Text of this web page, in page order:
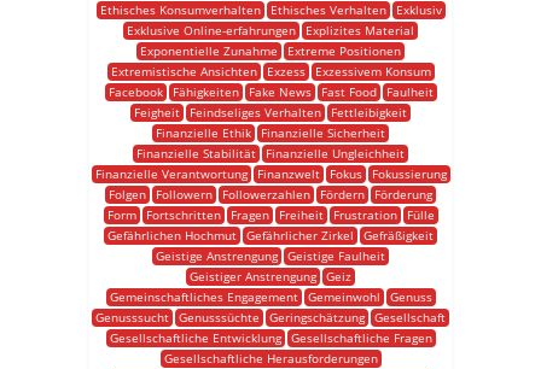
Ethisches Konsumverhalten
Ethisches Verhalten
Exklusiv
Exklusive Online-erfahrungen
Explizites Material
Exponentielle Zunahme
Extreme Positionen
Extremistische Ansichten
Exzess
Exzessivem Konsum
Facebook
Fähigkeiten Fake News Fast Food
Faulheit
Feigheit
Feindseliges Verhalten
Fettleibigkeit
Finanzielle Ethik
Finanzielle Sicherheit
Finanzielle Stabilität
Finanzielle Ungleichheit
Finanzielle Verantwortung
Finanzwelt Fokus
Fokussierung
Folgen
Followern Followerzahlen Fördern
Förderung
Form
Fortschritten Fragen Freiheit Frustration
Fülle
Gefährlichen Hochmut Gefährlicher Zirkel
Gefräßigkeit
Geistige Anstrengung Geistige Faulheit
Geistiger Anstrengung Geiz
Gemeinschaftliches Engagement
Gemeinwohl
Genuss
Genusssucht Genusssüchte Geringschätzung Gesellschaft
Gesellschaftliche Entwicklung
Gesellschaftliche Fragen
Gesellschaftliche Herausforderungen